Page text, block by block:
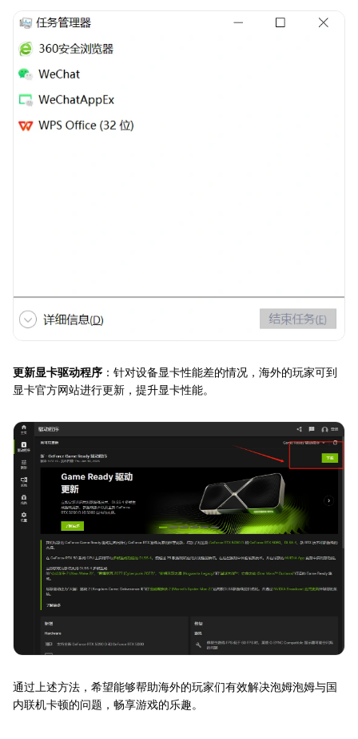
更新显卡驱动程序 ：针对设备显卡性能差的情况，海外的玩家可到
显卡官方网站进行更新，提升显卡性能。
通过上述方法，希望能够帮助海外的玩家们有效解决泡姆泡姆与国
内联机卡顿的问题，畅享游戏的乐趣。